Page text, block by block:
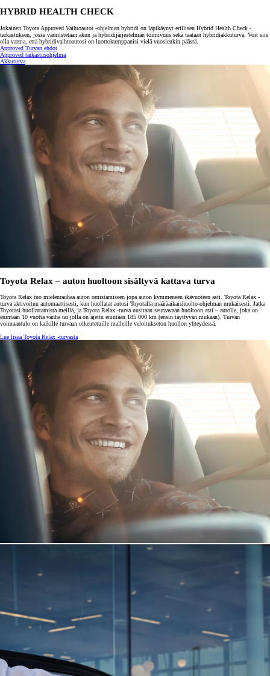
HYBRID HEALTH CHECK
Jokainen Toyota Approved Vaihtoautot -ohjelman hybridi on läpikäynyt erillisen Hybrid Health Check -
tarkastuksen, jossa varmistetaan akun ja hybridijärjestelmän toimivuus sekä taataan hybridiakkuturva. Voit siis
olla varma, että hybridivaihtoautosi on luottokumppanisi vielä vuosienkin päästä.
Approved Turvan ehdot
Approved tarkastusohjelma
Akkuturva
Toyota Relax – auton huoltoon sisältyvä kattava turva
Toyota Relax tuo mielenrauhaa auton omistamiseen jopa auton kymmeneen ikävuoteen asti. Toyota Relax -
turva aktivoituu automaattisesti, kun huollatat autosi Toyotalla määräaikaishuolto-ohjelman mukaisesti. Jatka
Toyotasi huollattamista meillä, ja Toyota Relax -turva uusitaan seuraavaan huoltoon asti – autolle, joka on
enintään 10 vuotta vanha tai jolla on ajettu enintään 185 000 km (ensin täyttyvän mukaan). Turvan
voimaantulo on kaikille turvaan oikeutetuille malleille veloitukseton huollon yhteydessä.
Lue lisää Toyota Relax -turvasta